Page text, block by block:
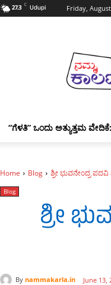
27.3 C Udupi Friday,
“ಗೆಳತಿ” ಒಂದು ಅತ್ಯುತ್ತಮ
Home Blog ಶ್ರೀ ಭುವನೇಂದ್ರ
Blog
ಶ್ರೀ
By nammakarla.in June 13,